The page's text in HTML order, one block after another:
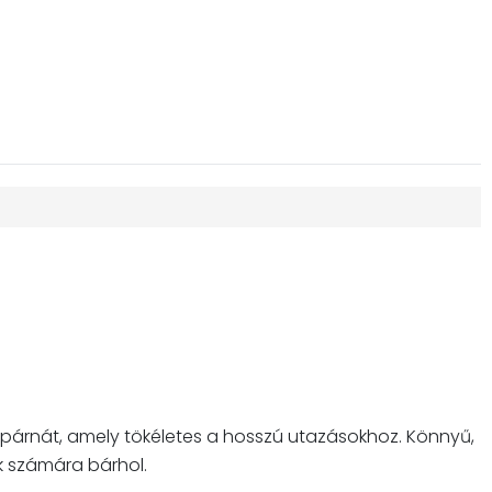
amely tökéletes a hosszú utazásokhoz. Könnyű,
bárhol.